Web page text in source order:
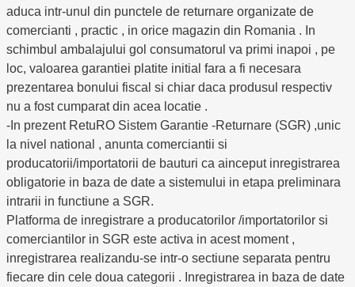
aduca intr-unul din punctele de returnare organizate de
comercianti , practic , in orice magazin din Romania . In
schimbul ambalajului gol consumatorul va primi inapoi , pe
loc, valoarea garantiei platite initial fara a fi necesara
prezentarea bonului fiscal si chiar daca produsul respectiv
nu a fost cumparat din acea locatie .
-In prezent RetuRO Sistem Garantie -Returnare (SGR) ,unic
la nivel national , anunta comerciantii si
producatorii/importatorii de bauturi ca ainceput inregistrarea
obligatorie in baza de date a sistemului in etapa preliminara
intrarii in functiune a SGR.
Platforma de inregistrare a producatorilor /importatorilor si
comerciantilor in SGR este activa in acest moment ,
inregistrarea realizandu-se intr-o sectiune separata pentru
fiecare din cele doua categorii . Inregistrarea in baza de date